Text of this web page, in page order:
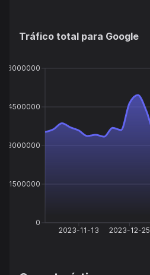
Tráfico total para Google
2023-11-13 2023-12-25
0
1500000
3000000
4500000
6000000